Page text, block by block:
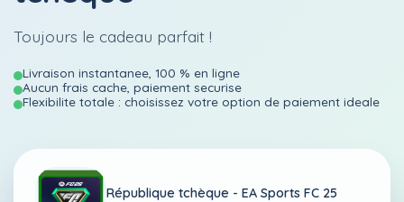
Toujours le cadeau parfait !
Livraison instantanee, 100 % en ligne
Aucun frais cache, paiement securise
Flexibilite totale : choisissez votre option de paiement ideale
République tchèque -EA Sports FC 25